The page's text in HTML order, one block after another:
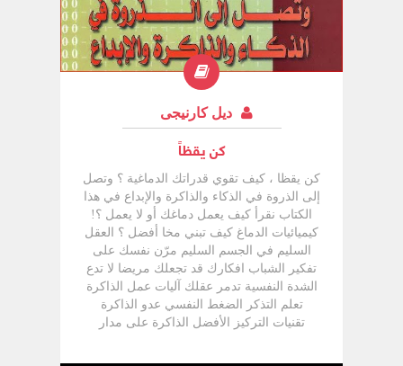
ديل كارنيجى
كن يقظاً
كن يقظا ، كيف تقوي قدراتك الدماغية ؟ وتصل
إلى الذروة في الذكاء والذاكرة والإبداع في هذا
الكتاب نقرأ كيف يعمل دماغك أو لا يعمل ؟!
كيميائيات الدماغ كيف تبني مخا أفضل ؟ العقل
السليم في الجسم السليم مرّن نفسك على
تفكير الشباب افكارك قد تجعلك مريضا لا تدع
الشدة النفسية تدمر عقلك آليات عمل الذاكرة
تعلم التذكر الضغط النفسي عدو الذاكرة
تقنيات التركيز الأفضل الذاكرة على مدار